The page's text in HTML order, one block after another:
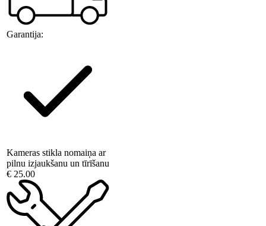
Garantija:
Kameras stikla nomaiņa ar
pilnu izjaukšanu un tīrīšanu
€ 25.00